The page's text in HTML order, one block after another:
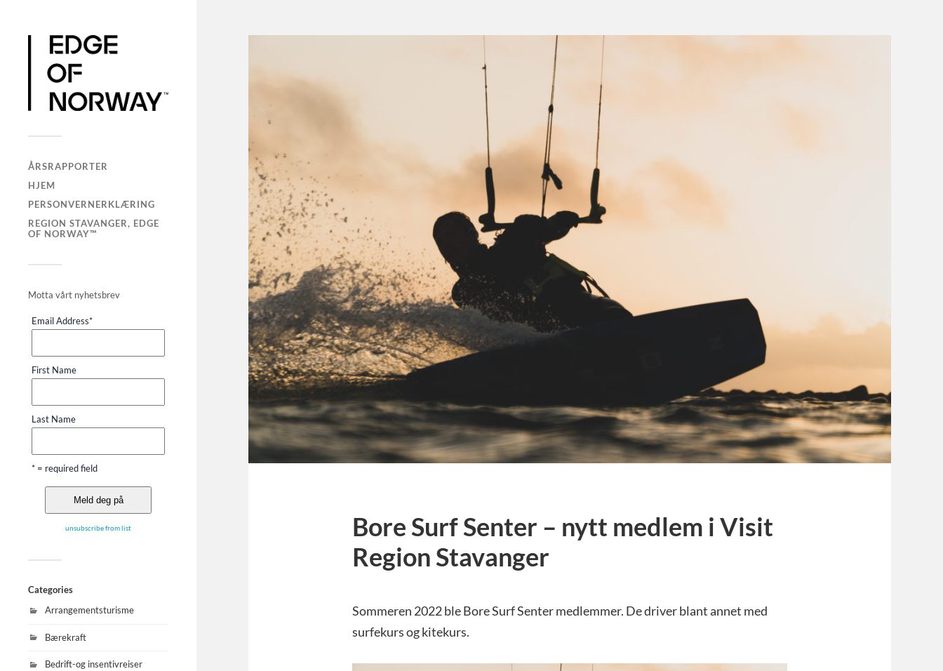
ÅRSRAPPORTER
HJEM
PERSONVERNERKLÆRING
REGION STAVANGER, EDGE
OF NORWAY™
Motta vårt nyhetsbrev
Email Address*
First Name
Last Name
* = required field
unsubscribe from list
Categories
Arrangementsturisme
Bærekraft
Bedrift-og insentivreiser
Bore Surf Senter – nytt medlem i Visit
Region Stavanger
Sommeren 2022 ble Bore Surf Senter medlemmer. De driver blant annet med
surfekurs og kitekurs.